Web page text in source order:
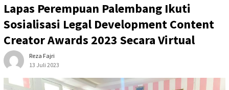
Lapas Perempuan Palembang Ikuti
Sosialisasi Legal Development Content
Creator Awards 2023 Secara Virtual
Reza Fajri
13 Juli 2023